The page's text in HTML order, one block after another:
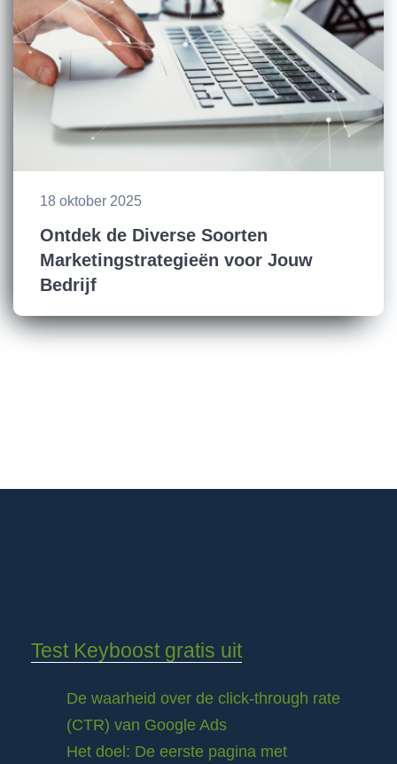
18 oktober 2025
Ontdek de Diverse Soorten
Marketingstrategieën voor Jouw
Bedrijf
Test Keyboost gratis uit
De waarheid over de click-through rate
(CTR) van Google Ads
Het doel: De eerste pagina met